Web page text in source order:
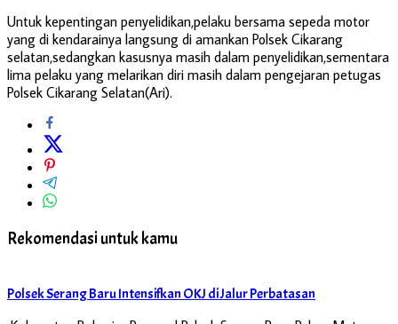
Untuk kepentingan penyelidikan,pelaku bersama sepeda motor
yang di kendarainya langsung di amankan Polsek Cikarang
selatan,sedangkan kasusnya masih dalam penyelidikan,sementara
lima pelaku yang melarikan diri masih dalam pengejaran petugas
Polsek Cikarang Selatan(Ari).
Rekomendasi untuk kamu
Polsek Serang Baru Intensifkan OKJ di Jalur Perbatasan